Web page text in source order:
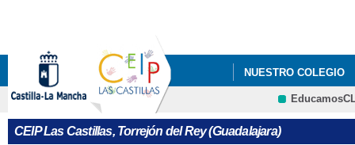
NUESTRO COLEGIO
CEIP Las Castillas, Torrejón del Rey (Guadalajara)